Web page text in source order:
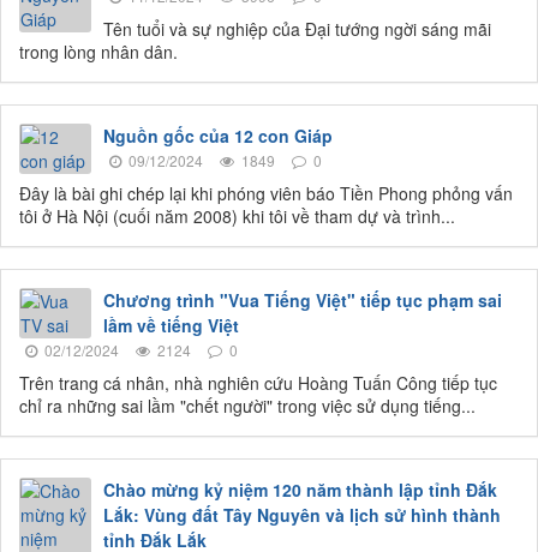
Tên tuổi và sự nghiệp của Đại tướng ngời sáng mãi
trong lòng nhân dân.
Nguồn gốc của 12 con Giáp
09/12/2024 1849 0
Đây là bài ghi chép lại khi phóng viên báo Tiền Phong phỏng vấn
tôi ở Hà Nội (cuối năm 2008) khi tôi về tham dự và trình...
Chương trình "Vua Tiếng Việt" tiếp tục phạm sai
lầm về tiếng Việt
02/12/2024 2124 0
Trên trang cá nhân, nhà nghiên cứu Hoàng Tuấn Công tiếp tục
chỉ ra những sai lầm "chết người" trong việc sử dụng tiếng...
Chào mừng kỷ niệm 120 năm thành lập tỉnh Đắk
Lắk: Vùng đất Tây Nguyên và lịch sử hình thành
tỉnh Đắk Lắk